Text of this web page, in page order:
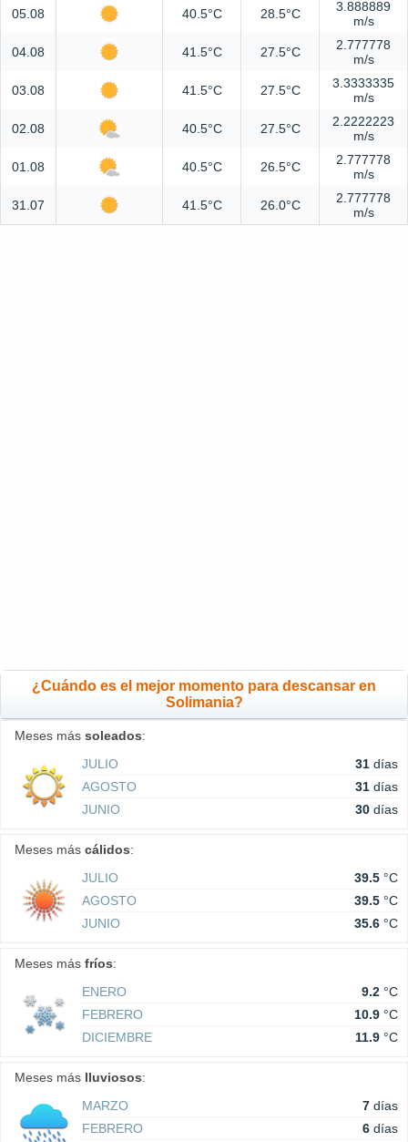
05.08 40.5°C 28.5°C
3.888889
m/s
04.08 41.5°C 27.5°C
2.777778
m/s
03.08 41.5°C 27.5°C
3.3333335
m/s
02.08 40.5°C 27.5°C
2.2222223
m/s
01.08 40.5°C 26.5°C
2.777778
m/s
31.07 41.5°C 26.0°C
2.777778
m/s
¿Cuándo es el mejor momento para descansar en
Solimania?
Meses más soleados:
JULIO
31 días
AGOSTO
31 días
JUNIO
30 días
Meses más cálidos:
JULIO
39.5 °C
AGOSTO
39.5 °C
JUNIO
35.6 °C
Meses más fríos:
ENERO
9.2 °C
FEBRERO
10.9 °C
DICIEMBRE
11.9 °C
Meses más lluviosos:
MARZO
7 días
FEBRERO
6 días